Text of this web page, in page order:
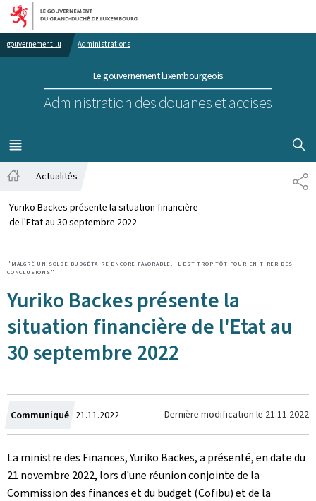
Aller au menu principal
Aller au contenu
gouvernement.lu Administrations
Le gouvernement luxembourgeois
Administration des douanes et accises
MENU
PRINCIPAL
Actualités
Yuriko Backes présente la situation financière
de l'Etat au 30 septembre 2022
Yuriko Backes présente la
situation financière de l'Etat au
30 septembre 2022
"MALGRÉ UN SOLDE BUDGÉTAIRE ENCORE FAVORABLE, IL EST TROP TÔT POUR EN TIRER DES
CONCLUSIONS"
Communiqué Crée
le
21.11.2022 Dernière modification le 21.11.2022
La ministre des Finances, Yuriko Backes, a présenté, en date du
21 novembre 2022, lors d'une réunion conjointe de la
Commission des finances et du budget (Cofibu) et de la